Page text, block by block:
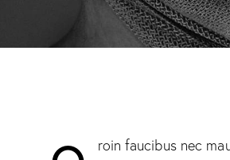
roin faucibus nec